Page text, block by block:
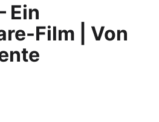
Ein
Film | Von